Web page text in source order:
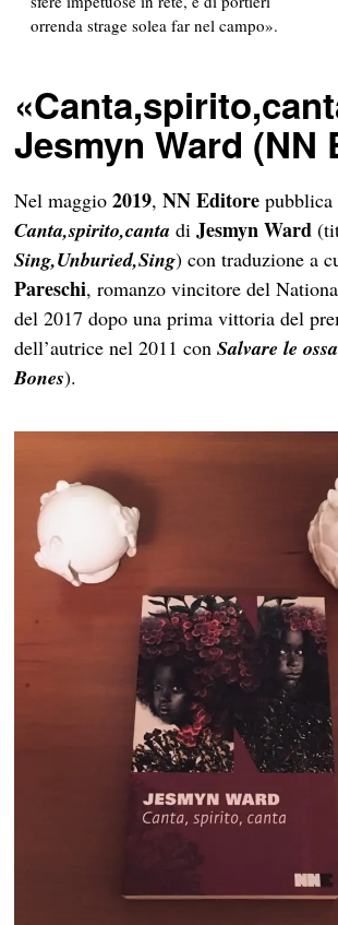
orrenda strage solea far nel campo».
Jesmyn Ward (NN
Nel maggio2019,NN Editore pubblica
Canta,spirito,canta diJesmyn Ward
Sing,Unburied,Sing) con traduzione a
Pareschi, romanzo vincitore del
del 2017 dopo una prima vittoria del
dell’autrice nel 2011 conSalvare le ossa
Bones).